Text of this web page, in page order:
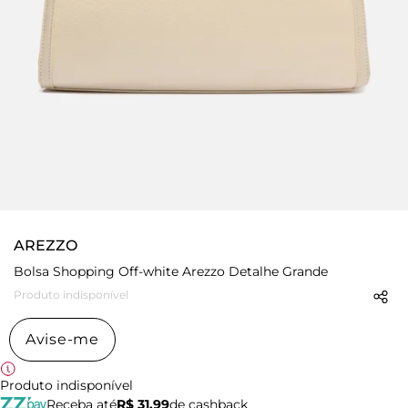
AREZZO
Bolsa Shopping Off-white Arezzo Detalhe Grande
Produto indisponível
Avise-me
Produto indisponível